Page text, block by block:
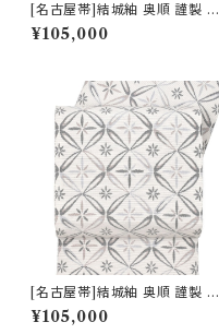
[名古屋帯]結城紬 奥順 謹製 型
紙捺染絣 装飾華文 八寸帯 正絹
日本製(商品番号:22496)
¥105,000
[名古屋帯]結城紬 奥順 謹製 型
紙捺染絣 七宝文様 八寸帯 正絹
日本製(商品番号:22495)
¥105,000